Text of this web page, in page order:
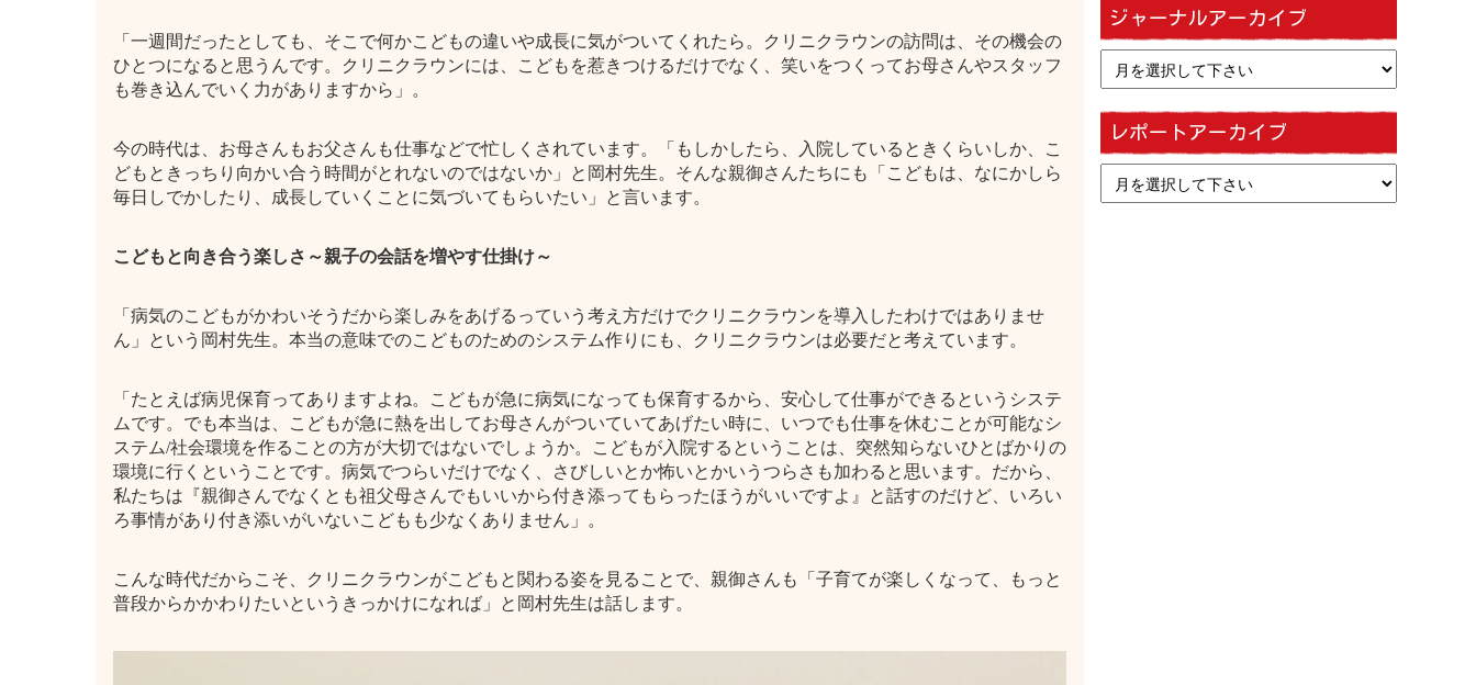
「一週間だったとしても、そこで何かこどもの違いや成長に気がついてくれたら。クリニクラウンの訪問は、その機会の
ひとつになると思うんです。クリニクラウンには、こどもを惹きつけるだけでなく、笑いをつくってお母さんやスタッフ
も巻き込んでいく力がありますから」。
今の時代は、お母さんもお父さんも仕事などで忙しくされています。「もしかしたら、入院しているときくらいしか、こ
どもときっちり向かい合う時間がとれないのではないか」と岡村先生。そんな親御さんたちにも「こどもは、なにかしら
毎日しでかしたり、成長していくことに気づいてもらいたい」と言います。
こどもと向き合う楽しさ～親子の会話を増やす仕掛け～
「病気のこどもがかわいそうだから楽しみをあげるっていう考え方だけでクリニクラウンを導入したわけではありませ
ん」という岡村先生。本当の意味でのこどものためのシステム作りにも、クリニクラウンは必要だと考えています。
「たとえば病児保育ってありますよね。こどもが急に病気になっても保育するから、安心して仕事ができるというシステ
ムです。でも本当は、こどもが急に熱を出してお母さんがついていてあげたい時に、いつでも仕事を休むことが可能なシ
ステム/社会環境を作ることの方が大切ではないでしょうか。こどもが入院するということは、突然知らないひとばかりの
環境に行くということです。病気でつらいだけでなく、さびしいとか怖いとかいうつらさも加わると思います。だから、
私たちは『親御さんでなくとも祖父母さんでもいいから付き添ってもらったほうがいいですよ』と話すのだけど、いろい
ろ事情があり付き添いがいないこどもも少なくありません」。
こんな時代だからこそ、クリニクラウンがこどもと関わる姿を見ることで、親御さんも「子育てが楽しくなって、もっと
普段からかかわりたいというきっかけになれば」と岡村先生は話します。
ジャーナルアーカイブ
レポートアーカイブ